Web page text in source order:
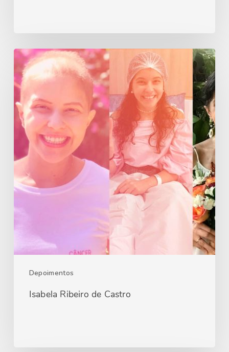
Depoimentos
Isabela Ribeiro de Castro